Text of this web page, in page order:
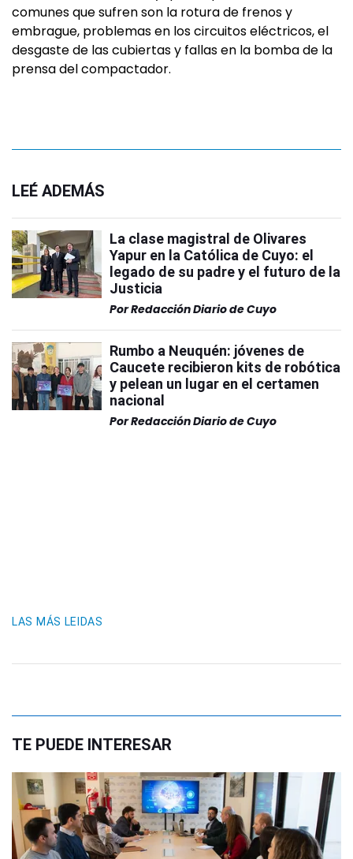
comunes que sufren son la rotura de frenos y
embrague, problemas en los circuitos eléctricos, el
desgaste de las cubiertas y fallas en la bomba de la
prensa del compactador.
LEÉ ADEMÁS
La clase magistral de Olivares
Yapur en la Católica de Cuyo: el
legado de su padre y el futuro de la
Justicia
PorRedacción Diario de Cuyo
Rumbo a Neuquén: jóvenes de
Caucete recibieron kits de robótica
y pelean un lugar en el certamen
nacional
PorRedacción Diario de Cuyo
LAS MÁS LEIDAS
TE PUEDE INTERESAR